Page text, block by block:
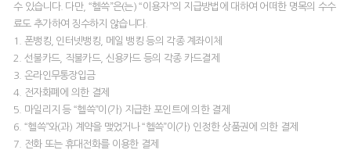
수 있습니다. 다만, “헬쓱”은(는) “이용자”의 지급방법에 대하여 어떠한 명목의 수수
료도 추가하여 징수하지 않습니다.
1. 폰뱅킹, 인터넷뱅킹, 메일 뱅킹 등의 각종 계좌이체
2. 선불카드, 직불카드, 신용카드 등의 각종 카드결제
3. 온라인무통장입금
4. 전자화폐에 의한 결제
5. 마일리지 등 “헬쓱”이(가) 지급한 포인트에 의한 결제
6. “헬쓱”와(과) 계약을 맺었거나 “헬쓱”이(가) 인정한 상품권에 의한 결제
7. 전화 또는 휴대전화를 이용한 결제